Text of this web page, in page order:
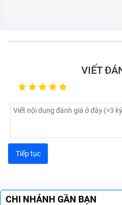
VIẾT
CHI NHÁNH GẦN BẠN